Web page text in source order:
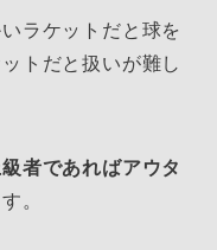
ラケットだと球を
トだと扱いが難し
級者であればアウタ
。